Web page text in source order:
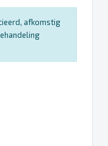
afkomstig